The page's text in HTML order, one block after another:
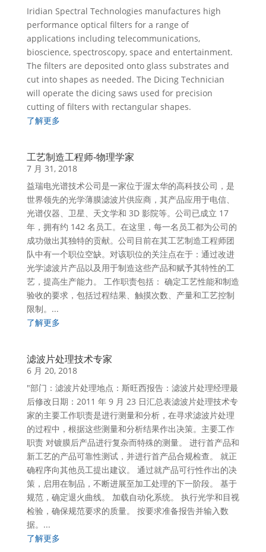
Iridian Spectral Technologies manufactures high
performance optical filters for a range of
applications including telecommunications,
bioscience, spectroscopy, space and entertainment.
The filters are deposited onto glass substrates and
cut into shapes as needed. The Dicing Technician
will operate the dicing saws used for precision
cutting of filters with rectangular shapes.
了解更多
工艺制造工程师-物理学家
7 月 31, 2018
益瑞电光谱技术公司是一家位于渥太华的高科技公司，是
世界领先的光学薄膜滤波片供应商，其产品应用于电信、
光谱仪器、卫星、天文学和 3D 影院等。公司已成立 17
年，拥有约 142 名员工。在这里，每一名员工都为公司的
成功做出其独特的贡献。公司目前在其工艺制造工程师团
队中有一个职位空缺。对该职位的关注点在于：通过改进
光学滤波片产品以及用于制造这些产品和赋予其特性的工
艺，提高生产能力。 工作职责包括： 确定工艺性能和制造
验收的要求，包括过程结果、触摸次数、产量和工艺控制
限制。...
了解更多
滤波片处理技术专家
6 月 20, 2018
"部门：滤波片处理地点：斯旺西报告：滤波片处理经理最
后修改日期：2011 年 9 月 23 日汇总表滤波片处理技术专
家的主要工作职责是进行测量和分析，在寻求滤波片处理
的过程中，根据这些测量和分析结果作出决策。主要工作
职责 对镀膜后产品进行复杂而特殊的测量。 进行首产品和
新工艺的产品可靠性测试，并进行首产品合规检查。 就正
确程序向其他员工提出建议。 通过就产品可行性作出的决
策，启用在制品，不断进展至加工处理的下一阶段。 基于
规范，确定退火曲线。 加载自动化系统。 执行光学和目视
检验，确保规范要求的质量。 按要求准备报告并输入数
据。...
了解更多